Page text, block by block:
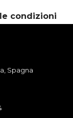
condizioni
Spagna